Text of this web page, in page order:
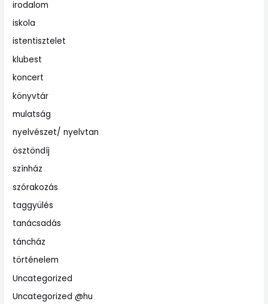
irodalom
iskola
istentisztelet
klubest
koncert
könyvtár
mulatság
nyelvészet/ nyelvtan
ösztöndíj
színház
szórakozás
taggyülés
tanácsadás
táncház
történelem
Uncategorized
Uncategorized @hu